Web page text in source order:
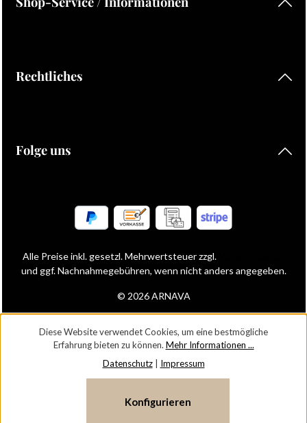
Rechtliches
Folge uns
© 2026 ARNAVA
Alle Preise inkl. gesetzl. Mehrwertsteuer zzgl.
und ggf. Nachnahmegebühren, wenn nicht anders angegeben.
Diese Website verwendet Cookies, um eine bestmögliche
Erfahrung bieten zu können. Mehr Informationen ...
Datenschutz| Impressum
Konfigurieren